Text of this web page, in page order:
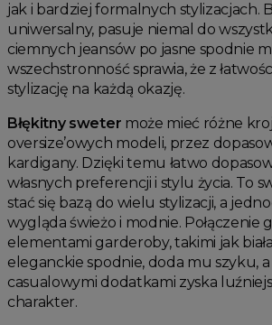
jak i bardziej formalnych stylizacjach.
uniwersalny, pasuje niemal do
ciemnych jeansów po jasne spodnie
wszechstronność sprawia, że z
stylizację na każdą okazję.
Błękitny sweter może mieć różne
oversize’owych modeli, przez
kardigany. Dzięki temu łatwo
własnych preferencji i stylu życia. To
stać się bazą do wielu stylizacji, a
wygląda świeżo i modnie. Połączenie
elementami garderoby, takimi jak
eleganckie spodnie, doda mu szyku,
casualowymi dodatkami zyska
charakter.